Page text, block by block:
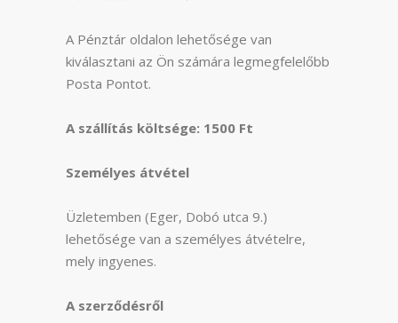
A Pénztár oldalon lehetősége van
kiválasztani az Ön számára legmegfelelőbb
Posta Pontot.
A szállítás költsége: 1500 Ft
Személyes átvétel
Üzletemben (Eger, Dobó utca 9.)
lehetősége van a személyes átvételre,
mely ingyenes.
A szerződésről